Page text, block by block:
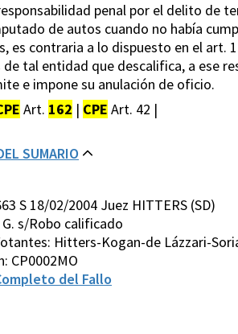
penal por el delito de
de autos cuando no había
es contraria a lo dispuesto en el art.
de tal entidad que descalifica, a ese
e impone su anulación de oficio.
Art. 162 | CPE Art. 42 |
SUMARIO
S 18/02/2004 Juez HITTERS (SD)
G. s/Robo calificado
Hitters-Kogan-de Lázzari-
CP0002MO
del Fallo